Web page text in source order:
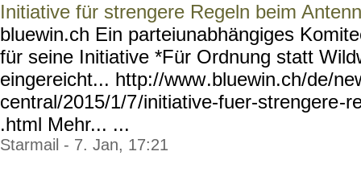
Initiative für strengere Regeln beim
bluewin.ch Ein parteiunabhängiges
für seine Initiative *Für Ordnung statt
eingereicht... http://www.bluewin.ch/de/
central/2015/1/7/initiative-fuer-strengere-
.html Mehr... ...
Starmail - 7. Jan, 17:21